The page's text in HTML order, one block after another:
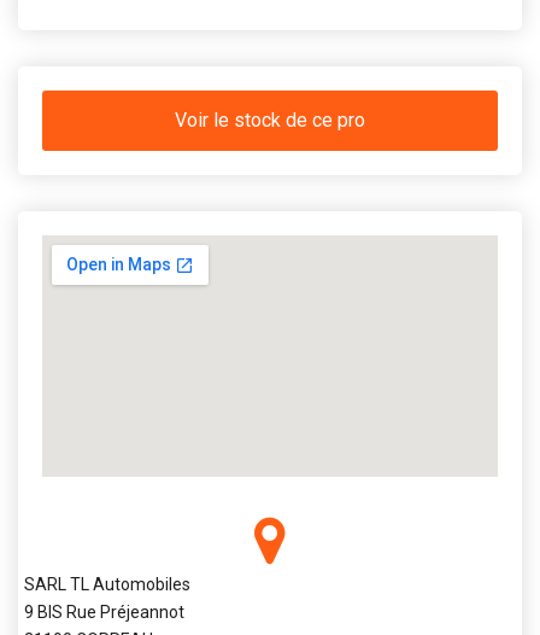
Voir le stock de ce pro
SARL TL Automobiles
9 BIS Rue Préjeannot